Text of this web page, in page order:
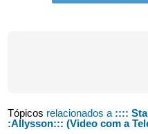
Tópicos relacionados a ::::
:Allysson::: (Video com a